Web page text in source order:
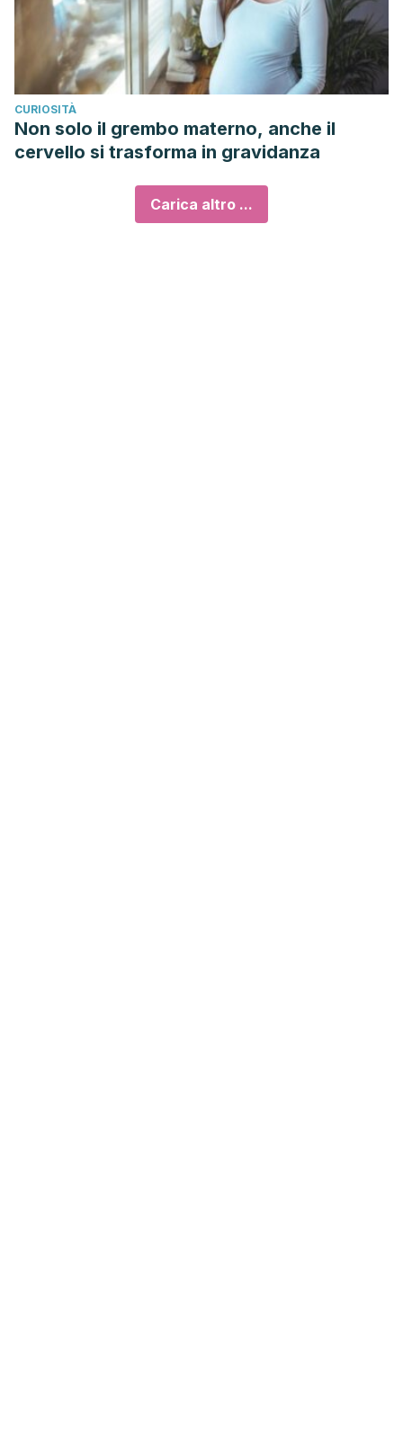
CURIOSITÀ
Non solo il grembo materno, anche il
cervello si trasforma in gravidanza
Carica altro ...